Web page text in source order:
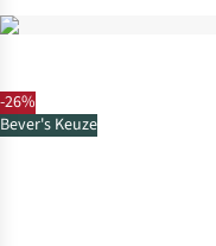
-26%
Bever's Keuze